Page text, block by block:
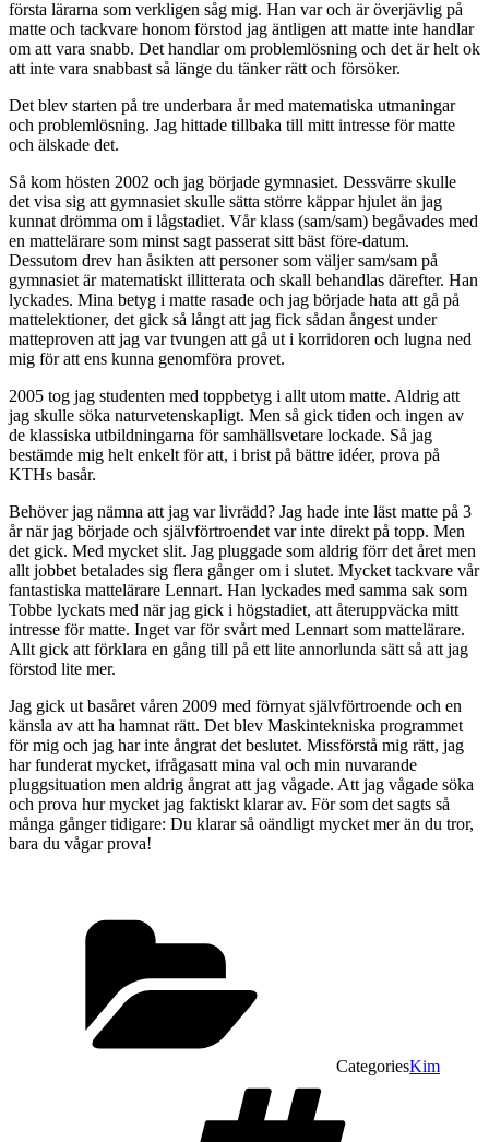
första lärarna som verkligen såg mig. Han var och är överjävlig på
matte och tackvare honom förstod jag äntligen att matte inte handlar
om att vara snabb. Det handlar om problemlösning och det är helt ok
att inte vara snabbast så länge du tänker rätt och försöker.
Det blev starten på tre underbara år med matematiska utmaningar
och problemlösning. Jag hittade tillbaka till mitt intresse för matte
och älskade det.
Så kom hösten 2002 och jag började gymnasiet. Dessvärre skulle
det visa sig att gymnasiet skulle sätta större käppar hjulet än jag
kunnat drömma om i lågstadiet. Vår klass (sam/sam) begåvades med
en mattelärare som minst sagt passerat sitt bäst före-datum.
Dessutom drev han åsikten att personer som väljer sam/sam på
gymnasiet är matematiskt illitterata och skall behandlas därefter. Han
lyckades. Mina betyg i matte rasade och jag började hata att gå på
mattelektioner, det gick så långt att jag fick sådan ångest under
matteproven att jag var tvungen att gå ut i korridoren och lugna ned
mig för att ens kunna genomföra provet.
2005 tog jag studenten med toppbetyg i allt utom matte. Aldrig att
jag skulle söka naturvetenskapligt. Men så gick tiden och ingen av
de klassiska utbildningarna för samhällsvetare lockade. Så jag
bestämde mig helt enkelt för att, i brist på bättre idéer, prova på
KTHs basår.
Behöver jag nämna att jag var livrädd? Jag hade inte läst matte på 3
år när jag började och självförtroendet var inte direkt på topp. Men
det gick. Med mycket slit. Jag pluggade som aldrig förr det året men
allt jobbet betalades sig flera gånger om i slutet. Mycket tackvare vår
fantastiska mattelärare Lennart. Han lyckades med samma sak som
Tobbe lyckats med när jag gick i högstadiet, att återuppväcka mitt
intresse för matte. Inget var för svårt med Lennart som mattelärare.
Allt gick att förklara en gång till på ett lite annorlunda sätt så att jag
förstod lite mer.
Jag gick ut basåret våren 2009 med förnyat självförtroende och en
känsla av att ha hamnat rätt. Det blev Maskintekniska programmet
för mig och jag har inte ångrat det beslutet. Missförstå mig rätt, jag
har funderat mycket, ifrågasatt mina val och min nuvarande
pluggsituation men aldrig ångrat att jag vågade. Att jag vågade söka
och prova hur mycket jag faktiskt klarar av. För som det sagts så
många gånger tidigare: Du klarar så oändligt mycket mer än du tror,
bara du vågar prova!
CategoriesKim